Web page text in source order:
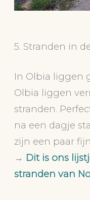
5. Stranden in
In Olbia liggen
Olbia liggen
stranden.
na een dagje
zijn een paar
→ Dit is ons
stranden van